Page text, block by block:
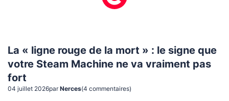
La « ligne rouge de la mort » : le signe que
votre Steam Machine ne va vraiment pas
fort
04 juillet 2026par Nerces(4 commentaires)